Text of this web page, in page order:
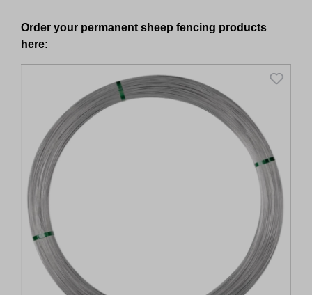
Skip product gallery
Order your permanent sheep fencing products
here: